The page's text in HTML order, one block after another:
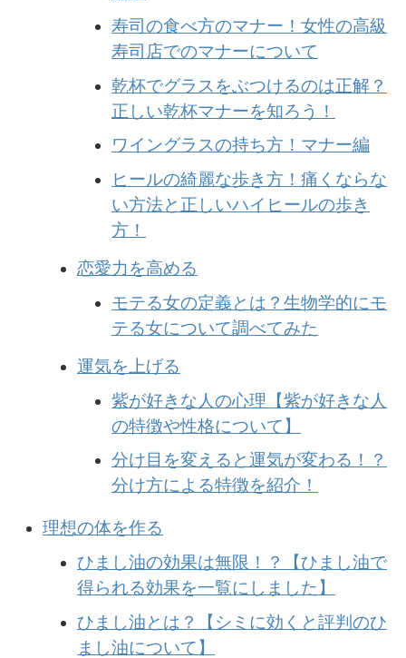
寿司の食べ方のマナー！女性の高級
寿司店でのマナーについて
乾杯でグラスをぶつけるのは正解？
正しい乾杯マナーを知ろう！
ワイングラスの持ち方！マナー編
ヒールの綺麗な歩き方！痛くならな
い方法と正しいハイヒールの歩き
方！
恋愛力を高める
モテる女の定義とは？生物学的にモ
テる女について調べてみた
運気を上げる
紫が好きな人の心理【紫が好きな人
の特徴や性格について】
分け目を変えると運気が変わる！？
分け方による特徴を紹介！
理想の体を作る
ひまし油の効果は無限！？【ひまし油で
得られる効果を一覧にしました】
ひまし油とは？【シミに効くと評判のひ
まし油について】